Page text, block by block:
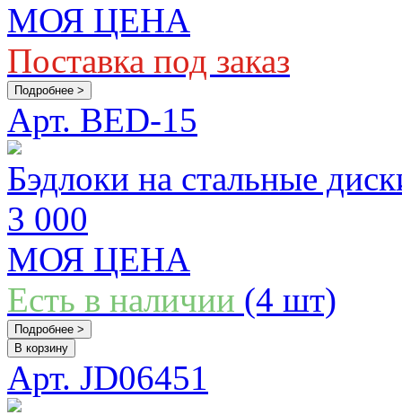
МОЯ ЦЕНА
Поставка под заказ
Подробнее >
Арт. BED-15
Бэдлоки на стальные
3 000
МОЯ ЦЕНА
Есть в наличии (4 шт)
Подробнее >
В корзину
Арт. JD06451